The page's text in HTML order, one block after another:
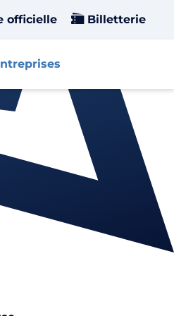
officielle Billetterie